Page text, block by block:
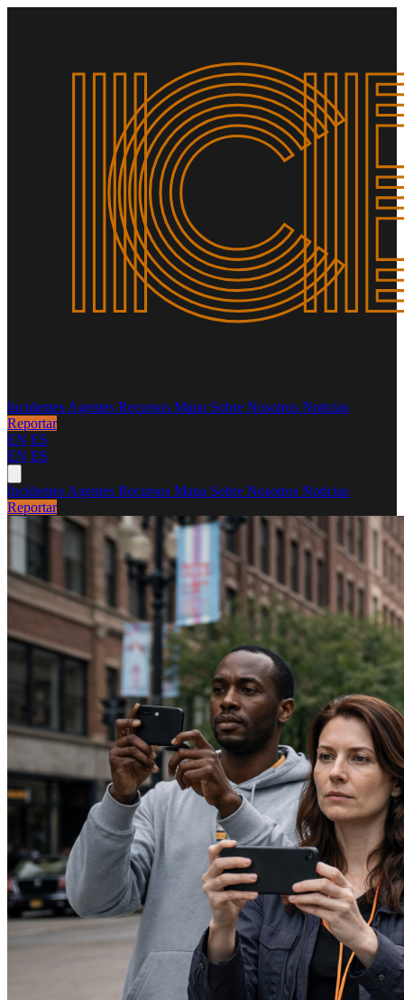
Incidentes Agentes Recursos Mapa Sobre Nosotros Noticias
Reportar
EN ES
EN ES
Incidentes Agentes Recursos Mapa Sobre Nosotros Noticias
Reportar